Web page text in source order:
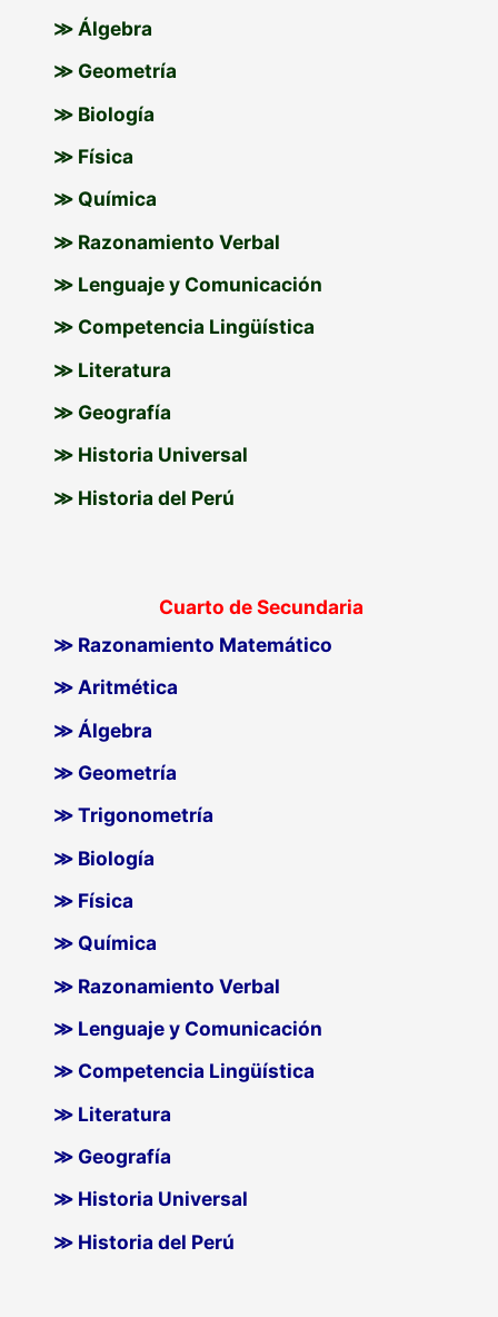
≫ Álgebra
≫ Geometría
≫ Biología
≫ Física
≫ Química
≫ Razonamiento Verbal
≫ Lenguaje y Comunicación
≫ Competencia Lingüística
≫ Literatura
≫ Geografía
≫ Historia Universal
≫ Historia del Perú
Cuarto de Secundaria
≫ Razonamiento Matemático
≫ Aritmética
≫ Álgebra
≫ Geometría
≫ Trigonometría
≫ Biología
≫ Física
≫ Química
≫ Razonamiento Verbal
≫ Lenguaje y Comunicación
≫ Competencia Lingüística
≫ Literatura
≫ Geografía
≫ Historia Universal
≫ Historia del Perú